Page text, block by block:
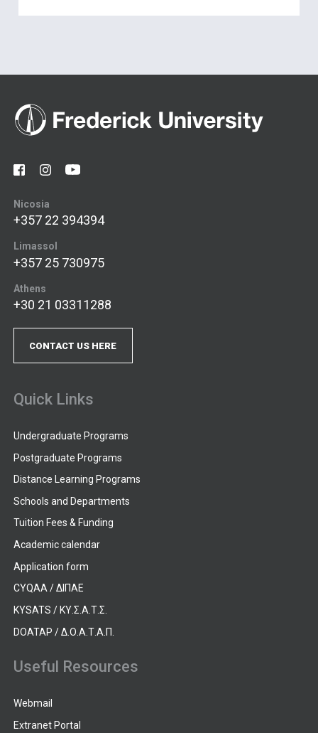
Nicosia
+357 22 394394
Limassol
+357 25 730975
Athens
+30 21 03311288
CONTACT US HERE
Quick Links
Undergraduate Programs
Postgraduate Programs
Distance Learning Programs
Schools and Departments
Tuition Fees & Funding
Academic calendar
Application form
CYQAA / ΔΙΠΑΕ
KYSATS / ΚΥ.Σ.Α.Τ.Σ.
DOATAP / Δ.Ο.Α.Τ.Α.Π.
Useful Resources
Webmail
Extranet Portal